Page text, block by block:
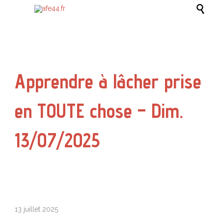

Apprendre à lâcher prise
en TOUTE chose – Dim.
13/07/2025
13 juillet 2025